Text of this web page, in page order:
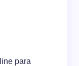
para